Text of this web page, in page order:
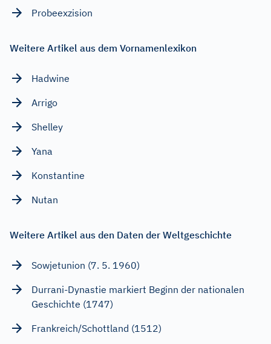
Probeexzision
Weitere Artikel aus dem Vornamenlexikon
Hadwine
Arrigo
Shelley
Yana
Konstantine
Nutan
Weitere Artikel aus den Daten der Weltgeschichte
Sowjetunion (7. 5. 1960)
Durrani-Dynastie markiert Beginn der nationalen
Geschichte (1747)
Frankreich/Schottland (1512)